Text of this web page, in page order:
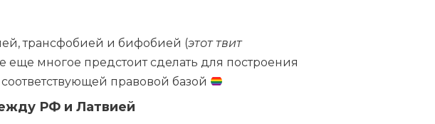
трансфобией и бифобией (этот твит
еще многое предстоит сделать для построения
правовой базой
РФ и Латвией